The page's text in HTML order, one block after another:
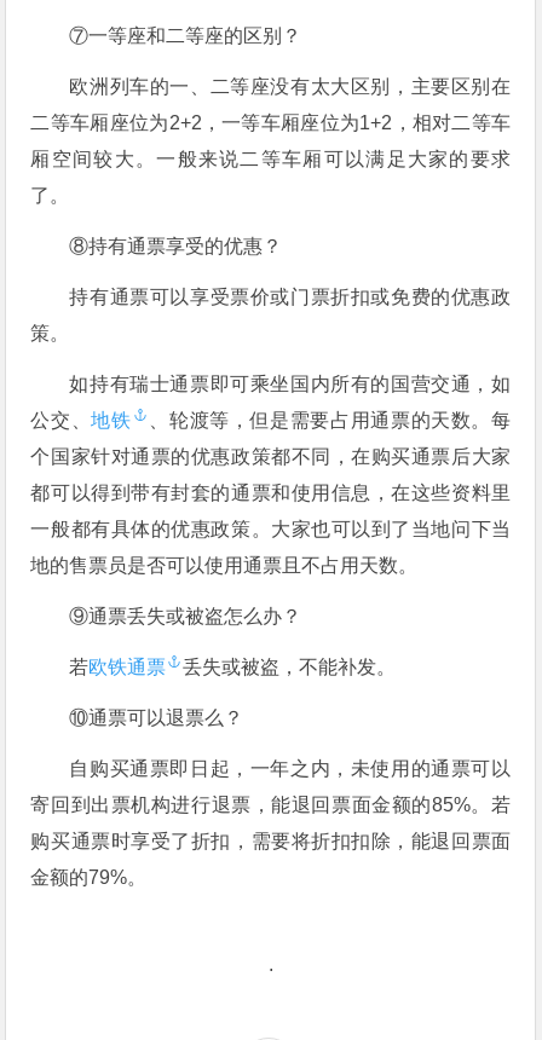
⑦一等座和二等座的区别？
欧洲列车的一、二等座没有太大区别，主要区别在
二等车厢座位为2+2，一等车厢座位为1+2，相对二等车
厢空间较大。一般来说二等车厢可以满足大家的要求
了。
⑧持有通票享受的优惠？
持有通票可以享受票价或门票折扣或免费的优惠政
策。
如持有瑞士通票即可乘坐国内所有的国营交通，如
公交、地铁
、轮渡等，但是需要占用通票的天数。每
个国家针对通票的优惠政策都不同，在购买通票后大家
都可以得到带有封套的通票和使用信息，在这些资料里
一般都有具体的优惠政策。大家也可以到了当地问下当
地的售票员是否可以使用通票且不占用天数。
⑨通票丢失或被盗怎么办？
若欧铁通票 丢失或被盗，不能补发。
⑩通票可以退票么？
自购买通票即日起，一年之内，未使用的通票可以
寄回到出票机构进行退票，能退回票面金额的85%。若
购买通票时享受了折扣，需要将折扣扣除，能退回票面
金额的79%。
.